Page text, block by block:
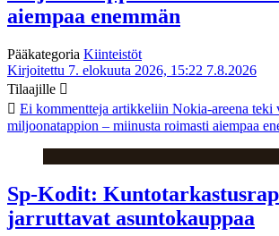
aiempaa enemmän
Pääkategoria Kiinteistöt
Kirjoitettu 7. elokuuta 2026, 15:22 7.8.2026
Tilaajille
Ei kommentteja artikkeliin Nokia-areena teki
miljoonatappion – miinusta roimasti aiempaa
Sp-Kodit:
jarruttavat asuntokauppaa